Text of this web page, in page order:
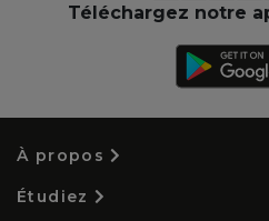
Téléchargez notre
À propos
Étudiez